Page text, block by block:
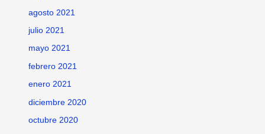
agosto 2021
julio 2021
mayo 2021
febrero 2021
enero 2021
diciembre 2020
octubre 2020